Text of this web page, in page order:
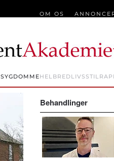
OM OS
SYGDOMMEHELBREDLIVSSTIL
Behandlinger